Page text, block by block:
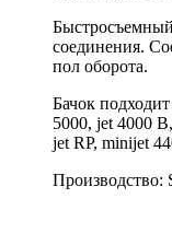
соединения.
пол оборота.
Бачок
5000, jet 4000
jet RP, minijet
Производство: